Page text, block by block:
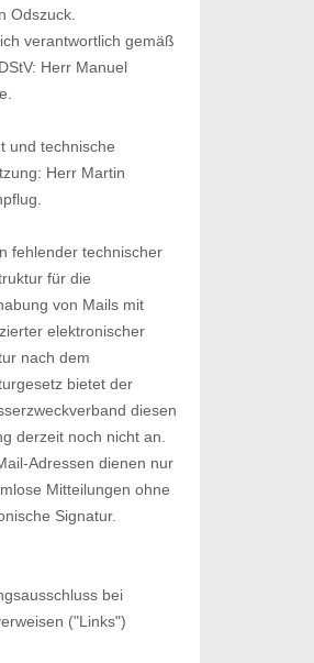
Odszuck.
verantwortlich gemäß
Herr Manuel
und technische
Herr Martin
fehlender technischer
für die
von Mails mit
elektronischer
nach dem
bietet der
diesen
derzeit noch nicht an.
Adressen dienen nur
Mitteilungen ohne
Signatur.
bei
("Links")